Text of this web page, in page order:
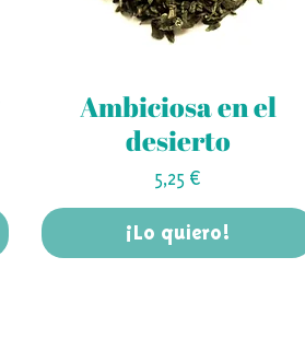
Ambiciosa en el
desierto
Precio
5,25 €
¡Lo quiero!